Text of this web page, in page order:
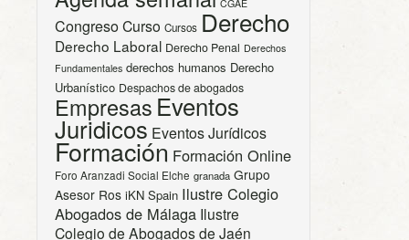
CGAE
CongresoCurso Cursos Derecho
Derecho Laboral Derecho Penal Derechos
Fundamentales derechos humanos Derecho
Urbanístico Despachos de abogados
Empresas Eventos
Juridicos Eventos Jurídicos
Formación Formación Online
Foro Aranzadi Social Elche granada Grupo
Asesor Ros iKN Spain Ilustre Colegio
Abogados de Málaga Ilustre
Colegio de Abogados de Jaén